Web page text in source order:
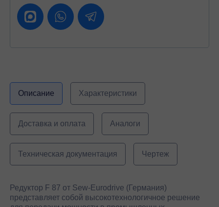
Описание Характеристики
Доставка и оплата Аналоги
Техническая документация Чертеж
Редуктор F 87 от Sew-Eurodrive (Германия)
представляет собой высокотехнологичное решение